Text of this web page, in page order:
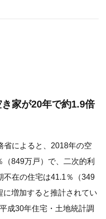
家が20年で約1.9倍
によると、2018年の空
849万戸）で、二次的利
不在の住宅は41.1％（349
増加すると推計されてい
30年住宅・土地統計調